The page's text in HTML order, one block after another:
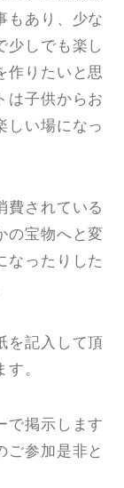
もあり、少な
少しでも楽し
作りたいと思
は子供からお
しい場になっ
費されている
の宝物へと変
なったりした
を記入して頂
。
で掲示します
ご参加是非と